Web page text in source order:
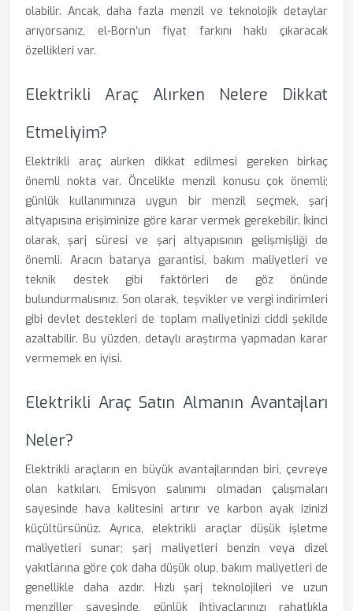
olabilir. Ancak, daha fazla menzil ve teknolojik detaylar
arıyorsanız, el-Born’un fiyat farkını haklı çıkaracak
özellikleri var.
Elektrikli Araç Alırken Nelere Dikkat
Etmeliyim?
Elektrikli araç alırken dikkat edilmesi gereken birkaç
önemli nokta var. Öncelikle menzil konusu çok önemli;
günlük kullanımınıza uygun bir menzil seçmek, şarj
altyapısına erişiminize göre karar vermek gerekebilir. İkinci
olarak, şarj süresi ve şarj altyapısının gelişmişliği de
önemli. Aracın batarya garantisi, bakım maliyetleri ve
teknik destek gibi faktörleri de göz önünde
bulundurmalısınız. Son olarak, teşvikler ve vergi indirimleri
gibi devlet destekleri de toplam maliyetinizi ciddi şekilde
azaltabilir. Bu yüzden, detaylı araştırma yapmadan karar
vermemek en iyisi.
Elektrikli Araç Satın Almanın Avantajları
Neler?
Elektrikli araçların en büyük avantajlarından biri, çevreye
olan katkıları. Emisyon salınımı olmadan çalışmaları
sayesinde hava kalitesini artırır ve karbon ayak izinizi
küçültürsünüz. Ayrıca, elektrikli araçlar düşük işletme
maliyetleri sunar; şarj maliyetleri benzin veya dizel
yakıtlarına göre çok daha düşük olup, bakım maliyetleri de
genellikle daha azdır. Hızlı şarj teknolojileri ve uzun
menziller sayesinde, günlük ihtiyaçlarınızı rahatlıkla